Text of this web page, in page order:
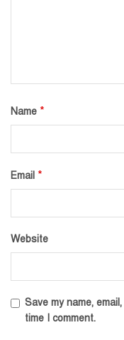
Name *
Email *
Website
Save my name,
time I comment.